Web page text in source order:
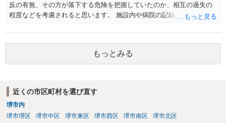
反の有無、その方が落下する危険を把握していたのか、相互の過失の
程度などを考慮されると思います。 施設内や病院の記録の取得が必要
には会えて連絡せずに、証拠保全の手続きの検討も必要です（不意打
ちで、事務所内の証拠を押さえます。ただし費用が掛かりますし、あ
る程度証拠が事務所にあること、証拠の特定が出来なければなりませ
ん）。
もっとみる
近くの市区町村を選び直す
堺市内
堺市堺区
堺市中区 堺市東区 堺市西区 堺市南区
堺市北区